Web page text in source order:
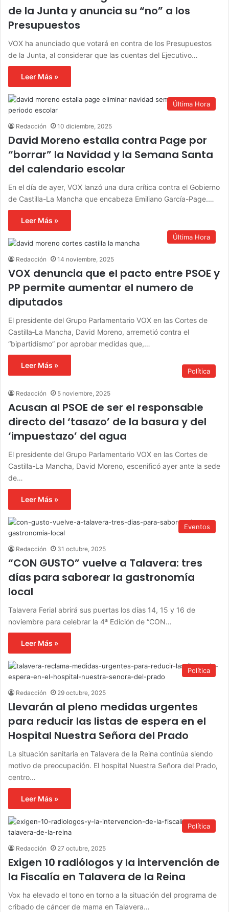
de la Junta y anuncia su “no” a los
Presupuestos
VOX ha anunciado que votará en contra de los Presupuestos
de la Junta, al considerar que las cuentas del Ejecutivo…
Leer Más »
Última Hora
Redacción 10 diciembre, 2025
David Moreno estalla contra Page por
“borrar” la Navidad y la Semana Santa
del calendario escolar
En el día de ayer, VOX lanzó una dura crítica contra el Gobierno
de Castilla-La Mancha que encabeza Emiliano García-Page.…
Leer Más »
Última Hora
Redacción 14 noviembre, 2025
VOX denuncia que el pacto entre PSOE y
PP permite aumentar el numero de
diputados
El presidente del Grupo Parlamentario VOX en las Cortes de
Castilla‑La Mancha, David Moreno, arremetió contra el
“bipartidismo” por aprobar medidas que,…
Leer Más »
Política
Redacción 5 noviembre, 2025
Acusan al PSOE de ser el responsable
directo del ‘tasazo’ de la basura y del
‘impuestazo’ del agua
El presidente del Grupo Parlamentario VOX en las Cortes de
Castilla-La Mancha, David Moreno, escenificó ayer ante la sede
de…
Leer Más »
Eventos
Redacción 31 octubre, 2025
“CON GUSTO” vuelve a Talavera: tres
días para saborear la gastronomía
local
Talavera Ferial abrirá sus puertas los días 14, 15 y 16 de
noviembre para celebrar la 4ª Edición de “CON…
Leer Más »
Política
Redacción 29 octubre, 2025
Llevarán al pleno medidas urgentes
para reducir las listas de espera en el
Hospital Nuestra Señora del Prado
La situación sanitaria en Talavera de la Reina continúa siendo
motivo de preocupación. El hospital Nuestra Señora del Prado,
centro…
Leer Más »
Política
Redacción 27 octubre, 2025
Exigen 10 radiólogos y la intervención de
la Fiscalía en Talavera de la Reina
Vox ha elevado el tono en torno a la situación del programa de
cribado de cáncer de mama en Talavera…